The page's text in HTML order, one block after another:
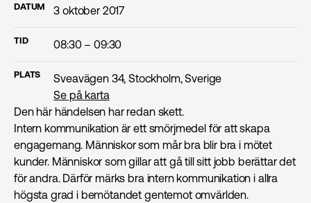
DATUM 3 oktober 2017
TID 08:30 – 09:30
PLATS
Sveavägen 34, Stockholm, Sverige
Se på karta
Den här händelsen har redan skett.
Intern kommunikation är ett smörjmedel för att skapa
engagemang. Människor som mår bra blir bra i mötet
kunder. Människor som gillar att gå till sitt jobb berättar det
för andra. Därför märks bra intern kommunikation i allra
högsta grad i bemötandet gentemot omvärlden.